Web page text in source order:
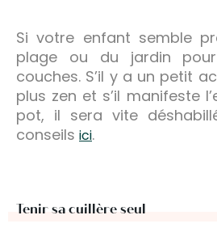
Si votre enfant semble
plage ou du jardin
couches. S’il y a un petit
plus zen et s’il manifeste
pot, il sera vite
conseils ici.
Tenir sa cuillère seul